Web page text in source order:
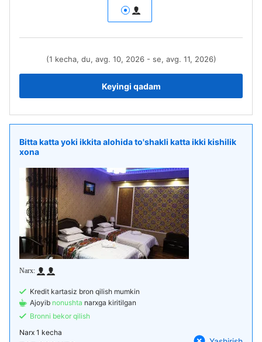
(1 kecha, du, avg. 10, 2026 - se, avg. 11, 2026)
Keyingi qadam
Bitta katta yoki ikkita alohida to'shakli katta ikki kishilik
xona
Kredit kartasiz bron qilish mumkin
Ajoyib nonushta narxga kiritilgan
Bronni bekor qilish
Narx 1 kecha